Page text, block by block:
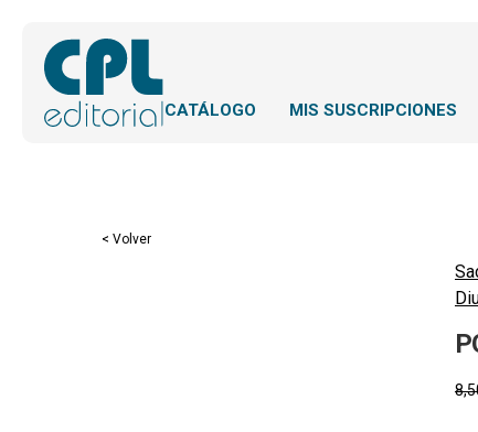
CATÁLOGO MIS SUSCRIPCIONES
< Volver